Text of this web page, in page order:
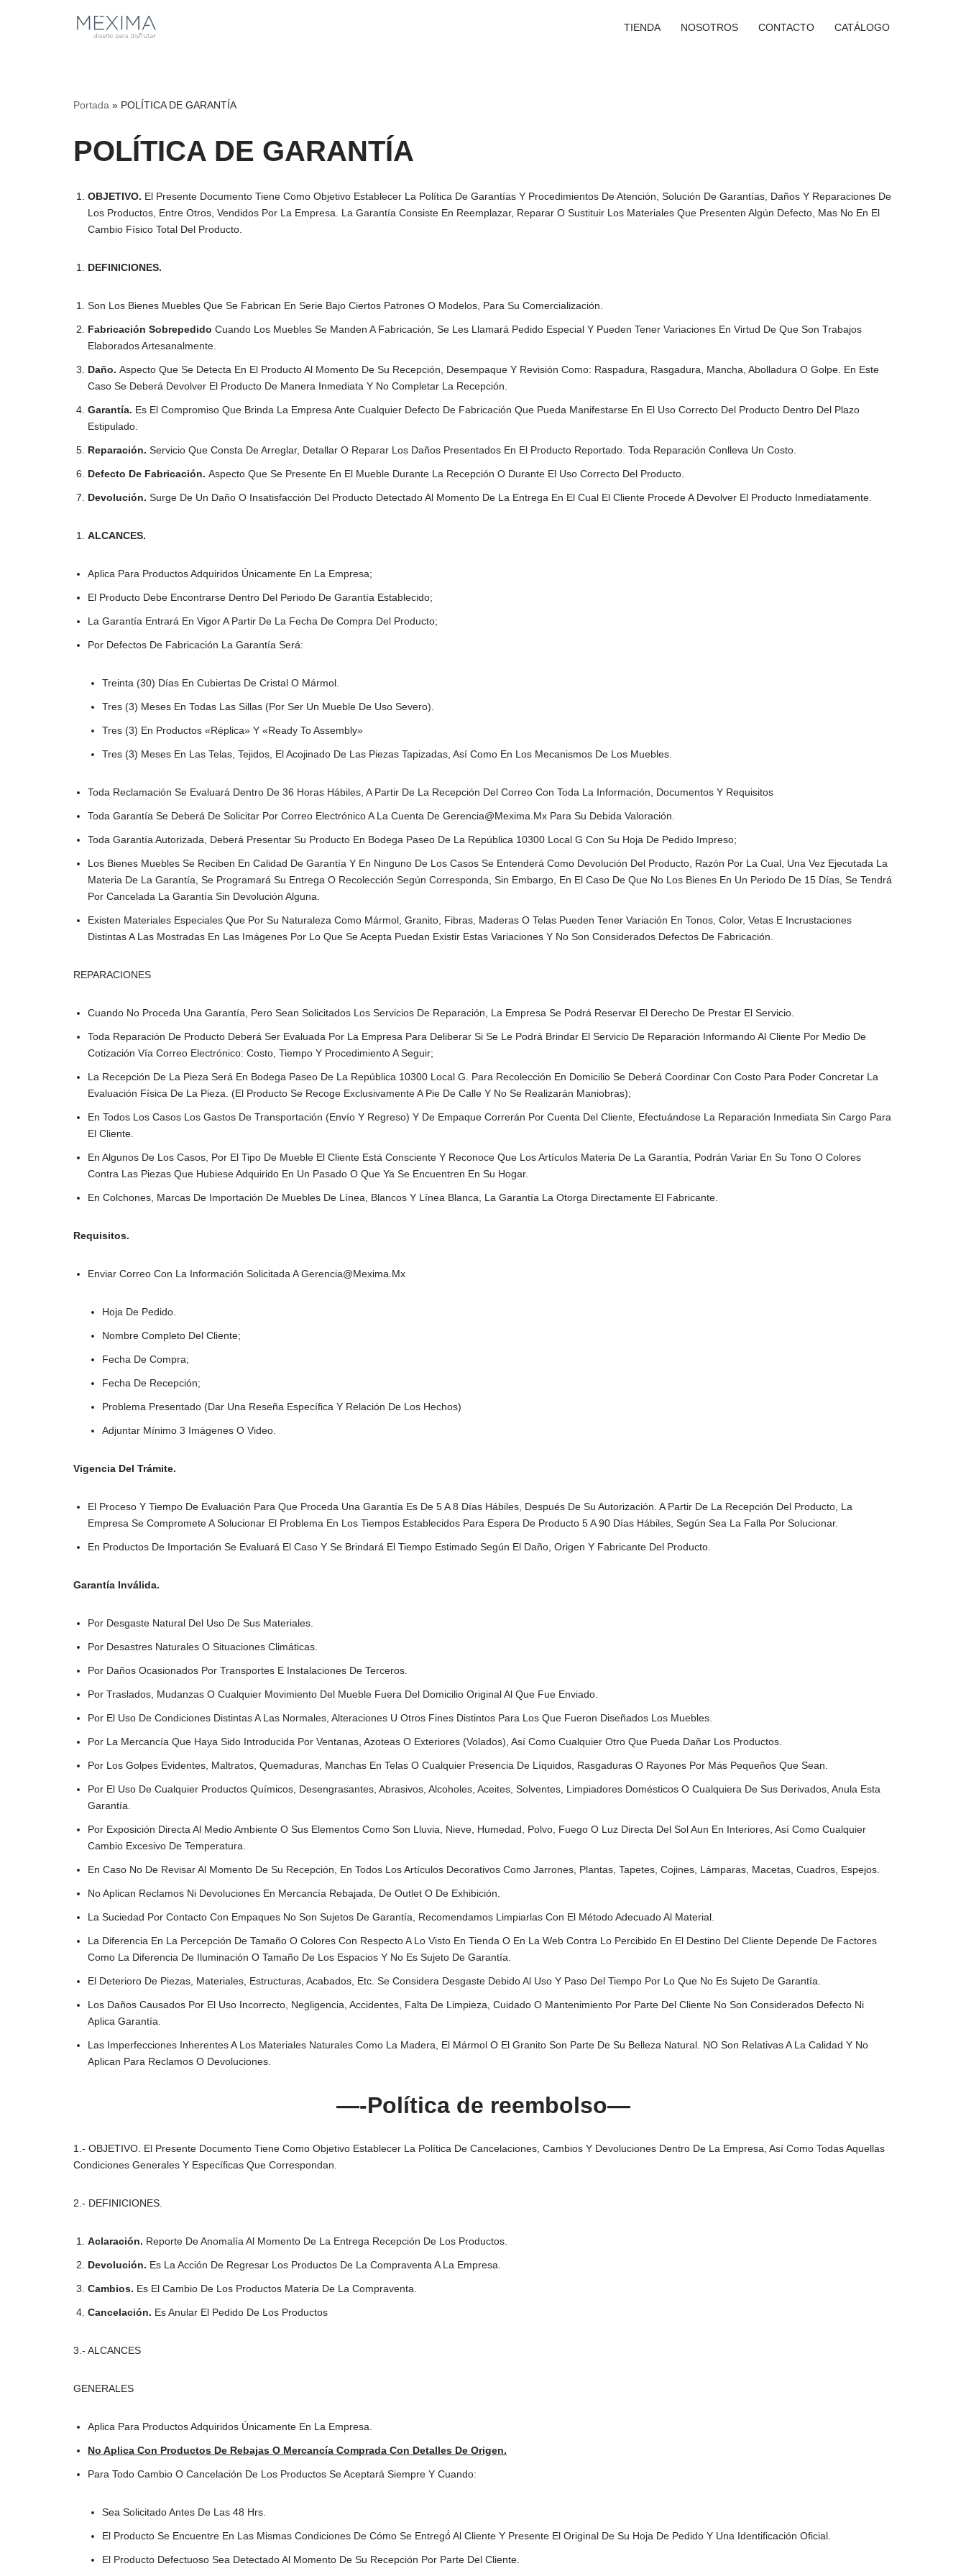
TIENDA NOSOTROS CONTACTO CATÁLOGO
Portada » POLÍTICA DE GARANTÍA
POLÍTICA DE GARANTÍA
OBJETIVO. El Presente Documento Tiene Como Objetivo Establecer La Política De Garantías Y Procedimientos De Atención, Solución De Garantías, Daños Y Reparaciones De
Los Productos, Entre Otros, Vendidos Por La Empresa. La Garantía Consiste En Reemplazar, Reparar O Sustituir Los Materiales Que Presenten Algún Defecto, Mas No En El
Cambio Físico Total Del Producto.
DEFINICIONES.
Son Los Bienes Muebles Que Se Fabrican En Serie Bajo Ciertos Patrones O Modelos, Para Su Comercialización.
Fabricación Sobrepedido Cuando Los Muebles Se Manden A Fabricación, Se Les Llamará Pedido Especial Y Pueden Tener Variaciones En Virtud De Que Son Trabajos
Elaborados Artesanalmente.
Daño. Aspecto Que Se Detecta En El Producto Al Momento De Su Recepción, Desempaque Y Revisión Como: Raspadura, Rasgadura, Mancha, Abolladura O Golpe. En Este
Caso Se Deberá Devolver El Producto De Manera Inmediata Y No Completar La Recepción.
Garantía. Es El Compromiso Que Brinda La Empresa Ante Cualquier Defecto De Fabricación Que Pueda Manifestarse En El Uso Correcto Del Producto Dentro Del Plazo
Estipulado.
Reparación. Servicio Que Consta De Arreglar, Detallar O Reparar Los Daños Presentados En El Producto Reportado. Toda Reparación Conlleva Un Costo.
Defecto De Fabricación. Aspecto Que Se Presente En El Mueble Durante La Recepción O Durante El Uso Correcto Del Producto.
Devolución. Surge De Un Daño O Insatisfacción Del Producto Detectado Al Momento De La Entrega En El Cual El Cliente Procede A Devolver El Producto Inmediatamente.
ALCANCES.
Aplica Para Productos Adquiridos Únicamente En La Empresa;
El Producto Debe Encontrarse Dentro Del Periodo De Garantía Establecido;
La Garantía Entrará En Vigor A Partir De La Fecha De Compra Del Producto;
Por Defectos De Fabricación La Garantía Será:
Treinta (30) Días En Cubiertas De Cristal O Mármol.
Tres (3) Meses En Todas Las Sillas (por Ser Un Mueble De Uso Severo).
Tres (3) En Productos «Réplica» Y «ready To Assembly»
Tres (3) Meses En Las Telas, Tejidos, El Acojinado De Las Piezas Tapizadas, Así Como En Los Mecanismos De Los Muebles.
Toda Reclamación Se Evaluará Dentro De 36 Horas Hábiles, A Partir De La Recepción Del Correo Con Toda La Información, Documentos Y Requisitos
Toda Garantía Se Deberá De Solicitar Por Correo Electrónico A La Cuenta De Gerencia@mexima.mx Para Su Debida Valoración.
Toda Garantía Autorizada, Deberá Presentar Su Producto En Bodega Paseo De La República 10300 Local G Con Su Hoja De Pedido Impreso;
Los Bienes Muebles Se Reciben En Calidad De Garantía Y En Ninguno De Los Casos Se Entenderá Como Devolución Del Producto, Razón Por La Cual, Una Vez Ejecutada La
Materia De La Garantía, Se Programará Su Entrega O Recolección Según Corresponda, Sin Embargo, En El Caso De Que No Los Bienes En Un Periodo De 15 Días, Se Tendrá
Por Cancelada La Garantía Sin Devolución Alguna.
Existen Materiales Especiales Que Por Su Naturaleza Como Mármol, Granito, Fibras, Maderas O Telas Pueden Tener Variación En Tonos, Color, Vetas E Incrustaciones
Distintas A Las Mostradas En Las Imágenes Por Lo Que Se Acepta Puedan Existir Estas Variaciones Y No Son Considerados Defectos De Fabricación.
REPARACIONES
Cuando No Proceda Una Garantía, Pero Sean Solicitados Los Servicios De Reparación, La Empresa Se Podrá Reservar El Derecho De Prestar El Servicio.
Toda Reparación De Producto Deberá Ser Evaluada Por La Empresa Para Deliberar Si Se Le Podrá Brindar El Servicio De Reparación Informando Al Cliente Por Medio De
Cotización Vía Correo Electrónico: Costo, Tiempo Y Procedimiento A Seguir;
La Recepción De La Pieza Será En Bodega Paseo De La República 10300 Local G. Para Recolección En Domicilio Se Deberá Coordinar Con Costo Para Poder Concretar La
Evaluación Física De La Pieza. (El Producto Se Recoge Exclusivamente A Pie De Calle Y No Se Realizarán Maniobras);
En Todos Los Casos Los Gastos De Transportación (envío Y Regreso) Y De Empaque Correrán Por Cuenta Del Cliente, Efectuándose La Reparación Inmediata Sin Cargo Para
El Cliente.
En Algunos De Los Casos, Por El Tipo De Mueble El Cliente Está Consciente Y Reconoce Que Los Artículos Materia De La Garantía, Podrán Variar En Su Tono O Colores
Contra Las Piezas Que Hubiese Adquirido En Un Pasado O Que Ya Se Encuentren En Su Hogar.
En Colchones, Marcas De Importación De Muebles De Línea, Blancos Y Línea Blanca, La Garantía La Otorga Directamente El Fabricante.
Requisitos.
Enviar Correo Con La Información Solicitada A Gerencia@mexima.mx
Hoja De Pedido.
Nombre Completo Del Cliente;
Fecha De Compra;
Fecha De Recepción;
Problema Presentado (dar Una Reseña Específica Y Relación De Los Hechos)
Adjuntar Mínimo 3 Imágenes O Video.
Vigencia Del Trámite.
El Proceso Y Tiempo De Evaluación Para Que Proceda Una Garantía Es De 5 A 8 Días Hábiles, Después De Su Autorización. A Partir De La Recepción Del Producto, La
Empresa Se Compromete A Solucionar El Problema En Los Tiempos Establecidos Para Espera De Producto 5 A 90 Días Hábiles, Según Sea La Falla Por Solucionar.
En Productos De Importación Se Evaluará El Caso Y Se Brindará El Tiempo Estimado Según El Daño, Origen Y Fabricante Del Producto.
Garantía Inválida.
Por Desgaste Natural Del Uso De Sus Materiales.
Por Desastres Naturales O Situaciones Climáticas.
Por Daños Ocasionados Por Transportes E Instalaciones De Terceros.
Por Traslados, Mudanzas O Cualquier Movimiento Del Mueble Fuera Del Domicilio Original Al Que Fue Enviado.
Por El Uso De Condiciones Distintas A Las Normales, Alteraciones U Otros Fines Distintos Para Los Que Fueron Diseñados Los Muebles.
Por La Mercancía Que Haya Sido Introducida Por Ventanas, Azoteas O Exteriores (volados), Así Como Cualquier Otro Que Pueda Dañar Los Productos.
Por Los Golpes Evidentes, Maltratos, Quemaduras, Manchas En Telas O Cualquier Presencia De Líquidos, Rasgaduras O Rayones Por Más Pequeños Que Sean.
Por El Uso De Cualquier Productos Químicos, Desengrasantes, Abrasivos, Alcoholes, Aceites, Solventes, Limpiadores Domésticos O Cualquiera De Sus Derivados, Anula Esta
Garantía.
Por Exposición Directa Al Medio Ambiente O Sus Elementos Como Son Lluvia, Nieve, Humedad, Polvo, Fuego O Luz Directa Del Sol Aun En Interiores, Así Como Cualquier
Cambio Excesivo De Temperatura.
En Caso No De Revisar Al Momento De Su Recepción, En Todos Los Artículos Decorativos Como Jarrones, Plantas, Tapetes, Cojines, Lámparas, Macetas, Cuadros, Espejos.
No Aplican Reclamos Ni Devoluciones En Mercancía Rebajada, De Outlet O De Exhibición.
La Suciedad Por Contacto Con Empaques No Son Sujetos De Garantía, Recomendamos Limpiarlas Con El Método Adecuado Al Material.
La Diferencia En La Percepción De Tamaño O Colores Con Respecto A Lo Visto En Tienda O En La Web Contra Lo Percibido En El Destino Del Cliente Depende De Factores
Como La Diferencia De Iluminación O Tamaño De Los Espacios Y No Es Sujeto De Garantía.
El Deterioro De Piezas, Materiales, Estructuras, Acabados, Etc. Se Considera Desgaste Debido Al Uso Y Paso Del Tiempo Por Lo Que No Es Sujeto De Garantía.
Los Daños Causados Por El Uso Incorrecto, Negligencia, Accidentes, Falta De Limpieza, Cuidado O Mantenimiento Por Parte Del Cliente No Son Considerados Defecto Ni
Aplica Garantía.
Las Imperfecciones Inherentes A Los Materiales Naturales Como La Madera, El Mármol O El Granito Son Parte De Su Belleza Natural. NO Son Relativas A La Calidad Y No
Aplican Para Reclamos O Devoluciones.
—-Política de reembolso—
1.- OBJETIVO. El Presente Documento Tiene Como Objetivo Establecer La Política De Cancelaciones, Cambios Y Devoluciones Dentro De La Empresa, Así Como Todas Aquellas
Condiciones Generales Y Específicas Que Correspondan.
2.- DEFINICIONES.
Aclaración. Reporte De Anomalía Al Momento De La Entrega Recepción De Los Productos.
Devolución. Es La Acción De Regresar Los Productos De La Compraventa A La Empresa.
Cambios. Es El Cambio De Los Productos Materia De La Compraventa.
Cancelación. Es Anular El Pedido De Los Productos
3.- ALCANCES
GENERALES
Aplica Para Productos Adquiridos Únicamente En La Empresa.
No Aplica Con Productos De Rebajas O Mercancía Comprada Con Detalles De Origen.
Para Todo Cambio O Cancelación De Los Productos Se Aceptará Siempre Y Cuando:
Sea Solicitado Antes De Las 48 Hrs.
El Producto Se Encuentre En Las Mismas Condiciones De Cómo Se Entregó́ Al Cliente Y Presente El Original De Su Hoja De Pedido Y Una Identificación Oficial.
El Producto Defectuoso Sea Detectado Al Momento De Su Recepción Por Parte Del Cliente.